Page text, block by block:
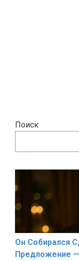
Поиск
Он Собирался
Предложение